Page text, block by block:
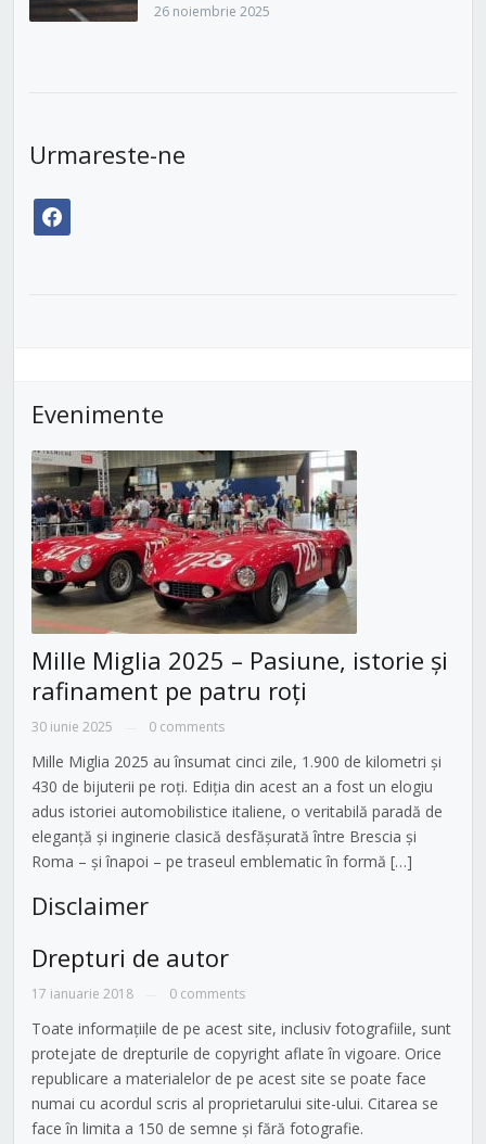
26 noiembrie 2025
Urmareste-ne
facebook
Evenimente
Mille Miglia 2025 – Pasiune, istorie și
rafinament pe patru roți
30 iunie 2025 0 comments
Mille Miglia 2025 au însumat cinci zile, 1.900 de kilometri și
430 de bijuterii pe roți. Ediția din acest an a fost un elogiu
adus istoriei automobilistice italiene, o veritabilă paradă de
eleganță și inginerie clasică desfășurată între Brescia și
Roma – și înapoi – pe traseul emblematic în formă […]
Disclaimer
Drepturi de autor
17 ianuarie 2018 0 comments
Toate informațiile de pe acest site, inclusiv fotografiile, sunt
protejate de drepturile de copyright aflate în vigoare. Orice
republicare a materialelor de pe acest site se poate face
numai cu acordul scris al proprietarului site-ului. Citarea se
face în limita a 150 de semne și fără fotografie.